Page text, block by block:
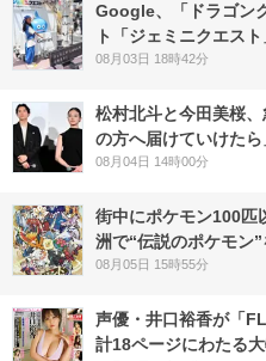
Google、「ドラゴン
ト「ジェミニクエス
08月03日 18時42分
松村北斗と今田美桜
の方へ届けていけたら
08月04日 14時00分
街中にポケモン100
洲で“伝説のポケモン
08月05日 15時55分
声優・井口裕香が「
計18ページにわたる大